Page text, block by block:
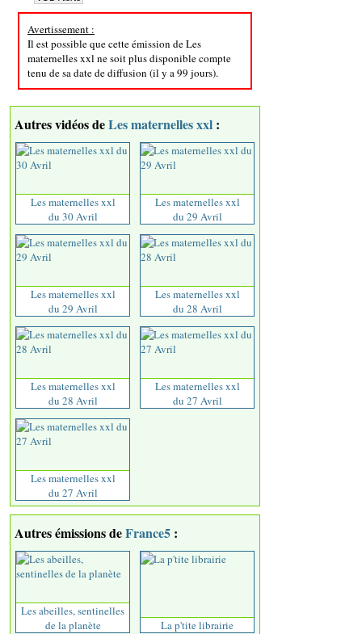
Avertissement :
Il est possible que cette émission de Les
maternelles xxl ne soit plus disponible compte
tenu de sa date de diffusion (il y a 99 jours).
Autres vidéos deLes maternelles xxl :
Les maternelles xxl
du 30 Avril
Les maternelles xxl
du 29 Avril
Les maternelles xxl
du 29 Avril
Les maternelles xxl
du 28 Avril
Les maternelles xxl
du 28 Avril
Les maternelles xxl
du 27 Avril
Les maternelles xxl
du 27 Avril
Autres émissions deFrance5 :
Les abeilles, sentinelles
de la planète
La p'tite librairie